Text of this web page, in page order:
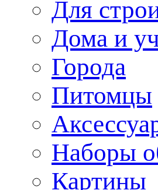
Для
Дома и
Города
Питомцы
Наборы
Картины